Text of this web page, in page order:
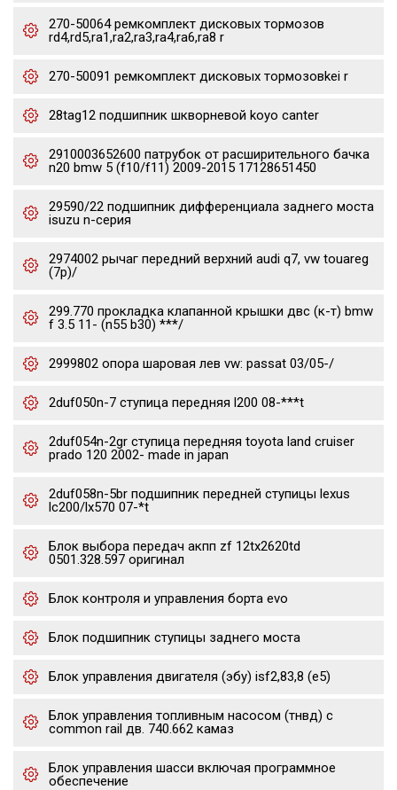
270-50064 ремкомплект дисковых тормозов
rd4,rd5,ra1,ra2,ra3,ra4,ra6,ra8 r
270-50091 ремкомплект дисковых тормозовkei r
28tag12 подшипник шкворневой koyo canter
2910003652600 патрубок от расширительного бачка
n20 bmw 5 (f10/f11) 2009-2015 17128651450
29590/22 подшипник дифференциала заднего моста
isuzu n-серия
2974002 рычаг передний верхний audi q7, vw touareg
(7p)/
299.770 прокладка клапанной крышки двс (к-т) bmw
f 3.5 11- (n55 b30) ***/
2999802 опора шаровая лев vw: passat 03/05-/
2duf050n-7 ступица передняя l200 08-***t
2duf054n-2gr ступица передняя toyota land cruiser
prado 120 2002- made in japan
2duf058n-5br подшипник передней ступицы lexus
lc200/lx570 07-*t
Блок выбора передач акпп zf 12tx2620td
0501.328.597 оригинал
Блок контроля и управления борта evo
Блок подшипник ступицы заднего моста
Блок управления двигателя (эбу) isf2,83,8 (е5)
Блок управления топливным насосом (тнвд) с
common rail дв. 740.662 камаз
Блок управления шасси включая программное
обеспечение